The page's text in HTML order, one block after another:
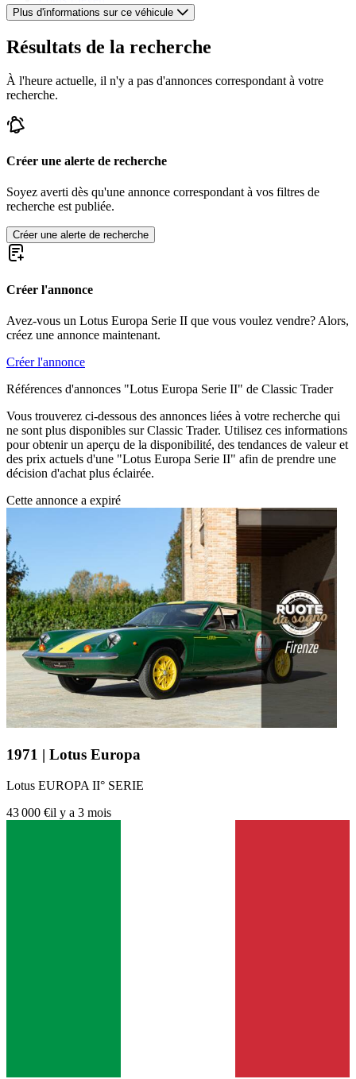
Lotus Elise
Lotus Emira
Lotus Esprit
Lotus Excel
Lotus Exige
Plus d'informations sur ce véhicule
Résultats de la recherche
À l'heure actuelle, il n'y a pas d'annonces correspondant à votre
recherche.
Créer une alerte de recherche
Soyez averti dès qu'une annonce correspondant à vos filtres de
recherche est publiée.
Créer une alerte de recherche
Créer l'annonce
Avez-vous un Lotus Europa Serie II que vous voulez vendre? Alors,
créez une annonce maintenant.
Créer l'annonce
Références d'annonces "Lotus Europa Serie II" de Classic Trader
Vous trouverez ci-dessous des annonces liées à votre recherche qui
ne sont plus disponibles sur Classic Trader. Utilisez ces informations
pour obtenir un aperçu de la disponibilité, des tendances de valeur et
des prix actuels d'une "Lotus Europa Serie II" afin de prendre une
décision d'achat plus éclairée.
Cette annonce a expiré
1971 | Lotus Europa
Lotus EUROPA II° SERIE
43 000 €il y a 3 mois